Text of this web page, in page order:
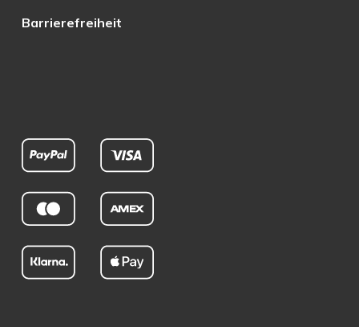
Barrierefreiheit